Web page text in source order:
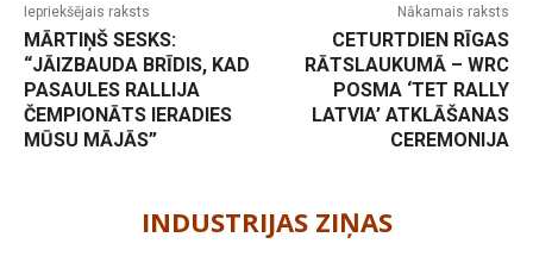
Iepriekšējais raksts
MĀRTIŅŠ SESKS:
“JĀIZBAUDA BRĪDIS, KAD
PASAULES RALLIJA
ČEMPIONĀTS IERADIES
MŪSU MĀJĀS”
Nākamais raksts
CETURTDIEN RĪGAS
RĀTSLAUKUMĀ – WRC
POSMA ‘TET RALLY
LATVIA’ ATKLĀŠANAS
CEREMONIJA
INDUSTRIJAS ZIŅAS